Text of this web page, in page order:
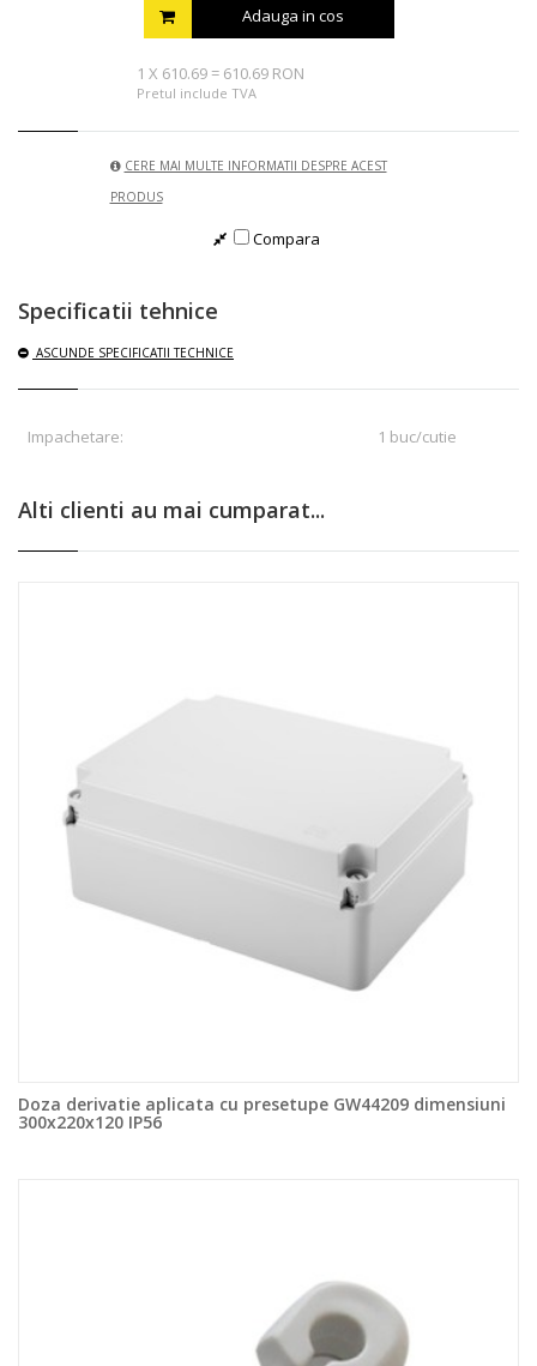
Adauga in cos
1 X 610.69 = 610.69 RON
Pretul include TVA
CERE MAI MULTE INFORMATII DESPRE ACEST
PRODUS
Compara
Specificatii tehnice
ASCUNDE SPECIFICATII TECHNICE
Impachetare: 1 buc/cutie
Alti clienti au mai cumparat...
Doza derivatie aplicata cu presetupe GW44209 dimensiuni
300x220x120 IP56